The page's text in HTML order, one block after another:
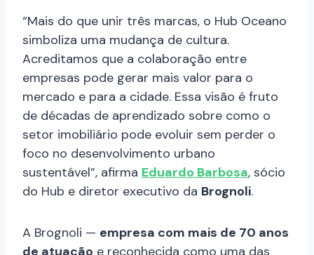
“Mais do que unir três marcas, o Hub Oceano
simboliza uma mudança de cultura.
Acreditamos que a colaboração entre
empresas pode gerar mais valor para o
mercado e para a cidade. Essa visão é fruto
de décadas de aprendizado sobre como o
setor imobiliário pode evoluir sem perder o
foco no desenvolvimento urbano
sustentável”, afirma Eduardo Barbosa, sócio
do Hub e diretor executivo da Brognoli.
A Brognoli — empresa com mais de 70 anos
de atuação e reconhecida como uma das